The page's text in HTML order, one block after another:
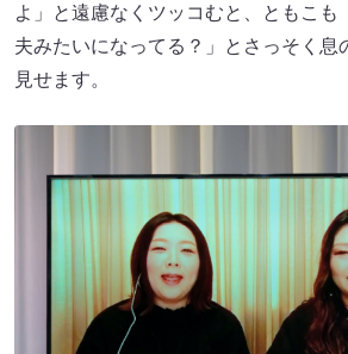
よ」と遠慮なくツッコむと、ともこ
夫みたいになってる？」とさっそく息
見せます。